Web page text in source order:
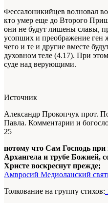
Фессалоникийцев волновал
кто умер еще до Второго
они не будут лишены славы,
усопших и преображение ген
чего и те и другие вместе
духовном теле (4.17). При
суде над верующими.
Источник
Александр Прокопчук прот.
Павла. Комментарии и
25
потому что Сам Господь при
Архангела и трубе Божией,
Христе воскреснут прежде;
Амвросий Медиоланский
Толкование на группу стихов: